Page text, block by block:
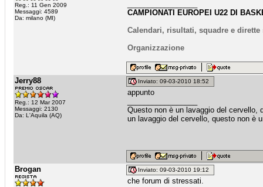
Reg.: 11 Gen 2009
Messaggi: 4589
Da: milano (MI)
CAMPIONATI EUROPEI U22 DI
Calendari, risultati, squadre e dirette
Organizzazione
Jerry88
Reg.: 12 Mar 2007
Messaggi: 2130
Da: L'Aquila (AQ)
Inviato: 09-03-2010 18:52
appunto
Questo non è un lavaggio del cervello,
un lavaggio del cervello, questo non è
Brogan Inviato: 09-03-2010 19:12
che forum di stressati.